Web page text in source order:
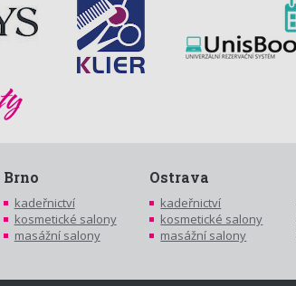
Brno
kadeřnictví
kosmetické salony
masážní salony
Ostrava
kadeřnictví
kosmetické salony
masážní salony